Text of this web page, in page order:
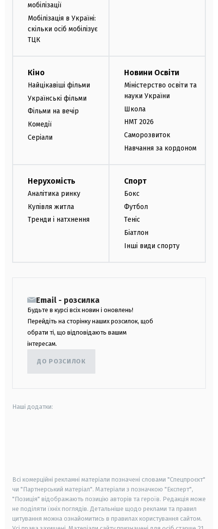
мобілізації
Мобілізація в Україні:
скільки осіб мобілізує
ТЦК
Кіно
Найцікавіші фільми
Українські фільми
Фільми на вечір
Комедії
Серіали
Новини Освіти
Міністерство освіти та
науки України
Школа
НМТ 2026
Саморозвиток
Навчання за кордоном
Нерухомість
Аналітика ринку
Купівля житла
Тренди і натхнення
Спорт
Бокс
Футбол
Теніс
Біатлон
Інші види спорту
Email - розсилка
Будьте в курсі всіх новин і оновлень!
Перейдіть на сторінку наших розсилок, щоб
обрати ті, що відповідають вашим
інтересам.
ДО РОЗСИЛОК
Наші додатки:
Всі комерційні рекламні матеріали позначені словами "Спецпроєкт"
чи "Партнерський матеріал". Матеріали з позначкою "Експерт",
"Позиція" відображають позицію авторів та героїв. Редакція може
не поділяти їхніх поглядів. Детальніше щодо реклами та правил
цитування можна ознайомитись в правилах користування сайтом.